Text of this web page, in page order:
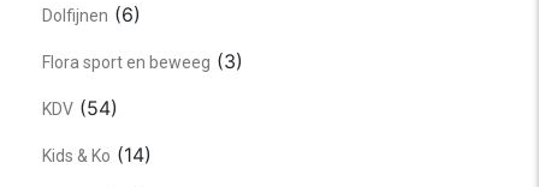
Dolfijnen (6)
Flora sport en beweeg (3)
KDV (54)
Kids & Ko (14)